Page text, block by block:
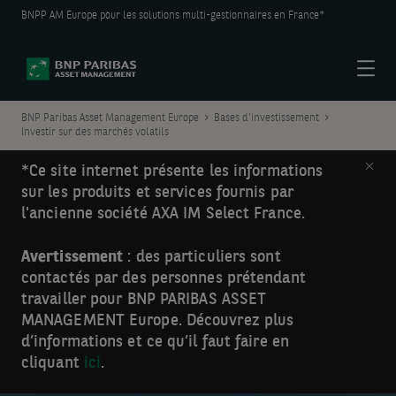
BNPP AM Europe pour les solutions multi-gestionnaires en France*
BNP Paribas Asset Management Europe
Bases d’investissement
Investir sur des marchés volatils
*Ce site internet présente les informations
sur les produits et services fournis par
l'ancienne société AXA IM Select France.
Avertissement : des particuliers sont
contactés par des personnes prétendant
travailler pour BNP PARIBAS ASSET
MANAGEMENT Europe. Découvrez plus
d’informations et ce qu’il faut faire en
cliquant ici.